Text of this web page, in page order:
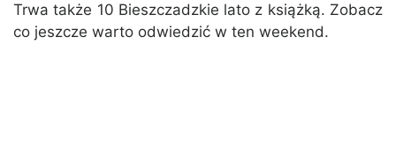
Trwa także 10 Bieszczadzkie lato z książką. Zobacz
co jeszcze warto odwiedzić w ten weekend.